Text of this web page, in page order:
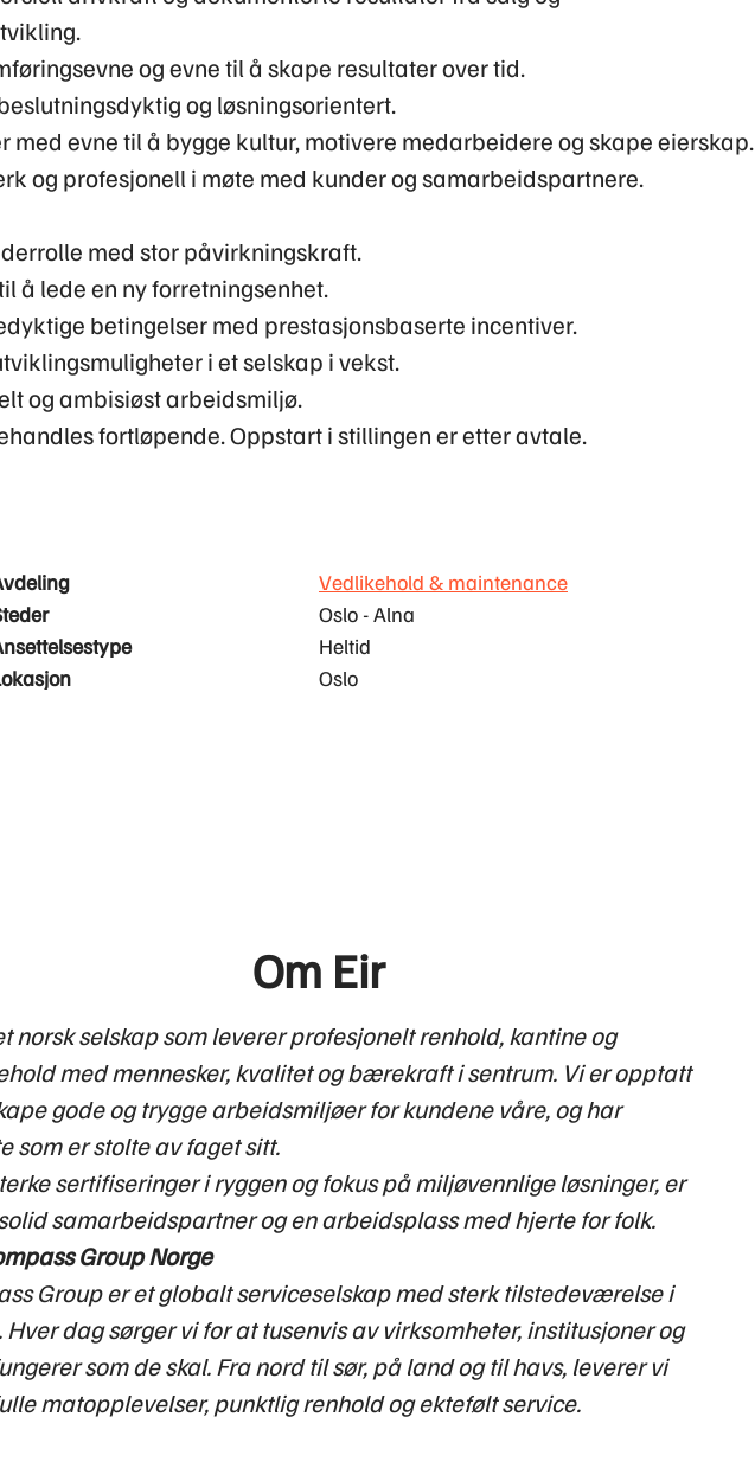
og evne til å skape resultater over tid.
og løsningsorientert.
med evne til å bygge kultur, motivere medarbeidere og skape eierskap.
og profesjonell i møte med kunder og samarbeidspartnere.
med stor påvirkningskraft.
å lede en ny forretningsenhet.
betingelser med prestasjonsbaserte incentiver.
i et selskap i vekst.
og ambisiøst arbeidsmiljø.
fortløpende. Oppstart i stillingen er etter avtale.
Vedlikehold & maintenance
Oslo - Alna
Heltid
Oslo
Om Eir
norsk selskap som leverer profesjonelt renhold, kantine og
med mennesker, kvalitet og bærekraft i sentrum. Vi er opptatt
gode og trygge arbeidsmiljøer for kundene våre, og har
som er stolte av faget sitt.
sertifiseringer i ryggen og fokus på miljøvennlige løsninger, er
samarbeidspartner og en arbeidsplass med hjerte for folk.
Group Norge
Group er et globalt serviceselskap med sterk tilstedeværelse i
Hver dag sørger vi for at tusenvis av virksomheter, institusjoner og
som de skal. Fra nord til sør, på land og til havs, leverer vi
matopplevelser, punktlig renhold og ektefølt service.